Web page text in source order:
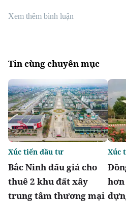
Xem thêm bình luận
Tin cùng chuyên mục
Bắc Ninh đấu giá cho
thuê 2 khu đất xây
trung tâm thương mại
Xúc tiến đầu tư
hơn
Xúc